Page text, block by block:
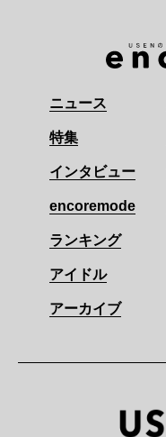
ニュース
特集
インタビュー
encoremode
ランキング
アイドル
アーカイブ